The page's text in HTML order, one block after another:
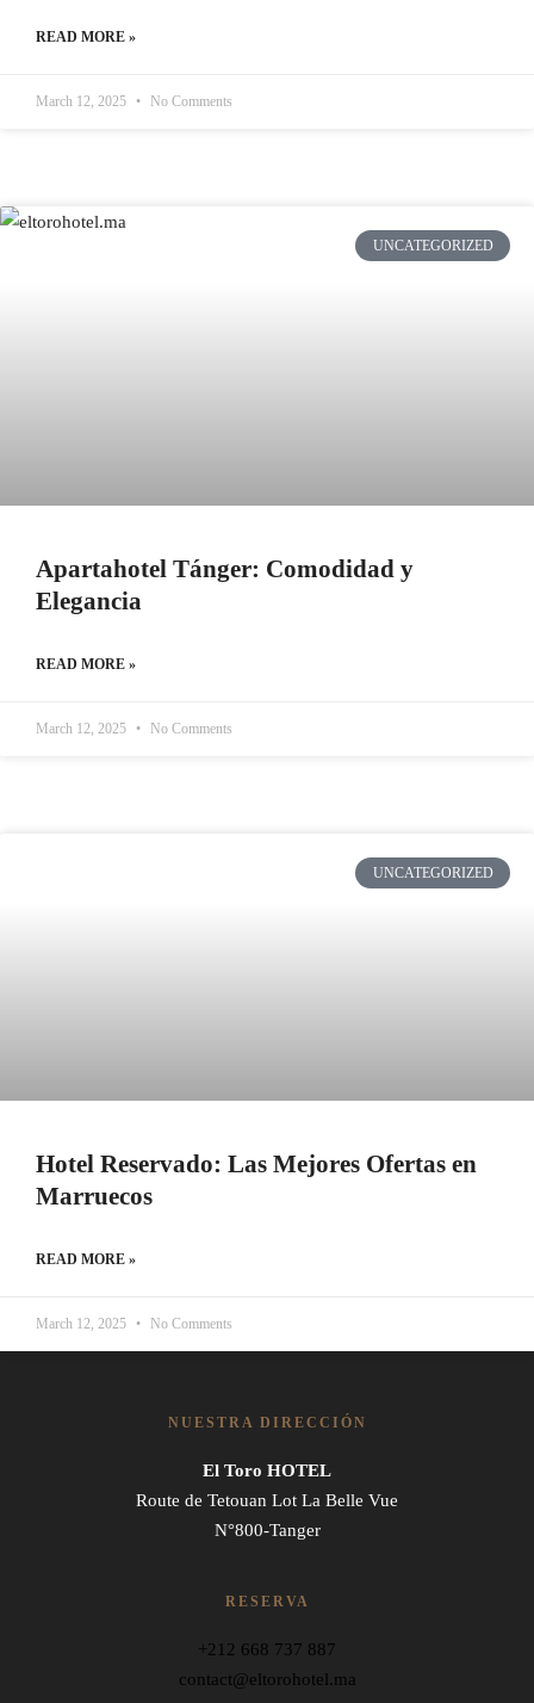
READ MORE »
March 12, 2025 No Comments
UNCATEGORIZED
Apartahotel Tánger: Comodidad y
Elegancia
READ MORE »
March 12, 2025 No Comments
UNCATEGORIZED
Hotel Reservado: Las Mejores Ofertas en
Marruecos
READ MORE »
March 12, 2025 No Comments
NUESTRA DIRECCIÓN
El Toro HOTEL
Route de Tetouan Lot La Belle Vue
N°800-Tanger
RESERVA
+212 668 737 887
contact@eltorohotel.ma